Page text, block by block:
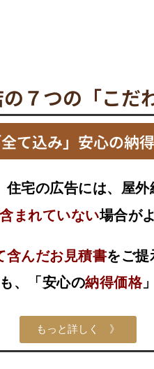
７つの「こだ
て込み」安心の納
住宅の広告には、屋
まれていない場合が
含んだお見積書をご提
、「安心の納得価格
もっと詳しく 》